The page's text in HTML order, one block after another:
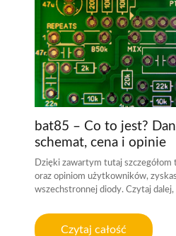
bat85 – Co to jest?
schemat, cena i opinie
Dzięki zawartym tutaj
oraz opiniom użytkowników,
wszechstronnej diody. Czytaj
Czytaj całość